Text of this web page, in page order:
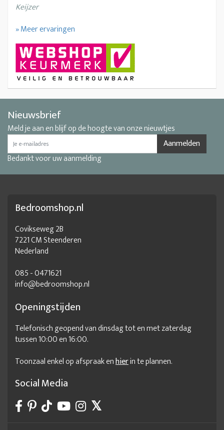
Keijzer
» Meer ervaringen
Nieuwsbrief
Meld je aan en blijf op de hoogte van onze nieuwtjes
Aanmelden
Bedankt voor uw aanmelding
Bedroomshop.nl
Covikseweg 2B
7221 CM Steenderen
Nederland
085 - 0471621
info@bedroomshop.nl
Openingstijden
Telefonisch geopend van dinsdag tot en met zaterdag
tussen 10:00 en 16:00.
Toonzaal enkel op afspraak enhierin te plannen.
Social Media